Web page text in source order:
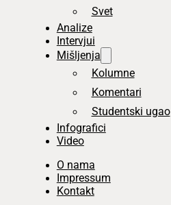
Svet
Analize
Intervjui
Mišljenja
Kolumne
Komentari
Studentski ugao
Infografici
Video
O nama
Impressum
Kontakt